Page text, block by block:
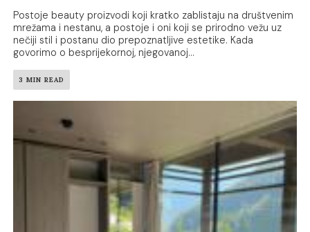
Postoje beauty proizvodi koji kratko zablistaju na društvenim
mrežama i nestanu, a postoje i oni koji se prirodno vežu uz
nečiji stil i postanu dio prepoznatljive estetike. Kada
govorimo o besprijekornoj, njegovanoj...
3 MIN READ